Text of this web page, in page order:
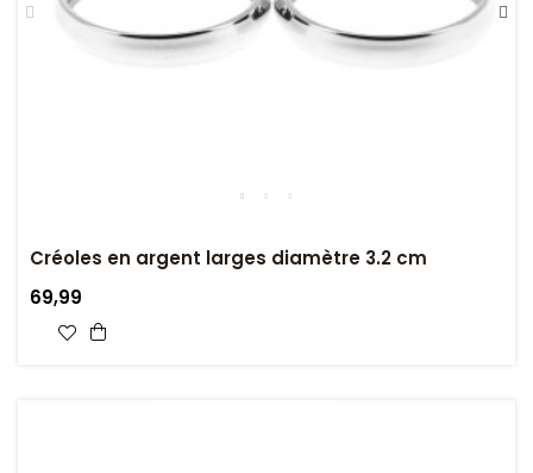
Créoles en argent larges diamètre 3.2 cm
69,99